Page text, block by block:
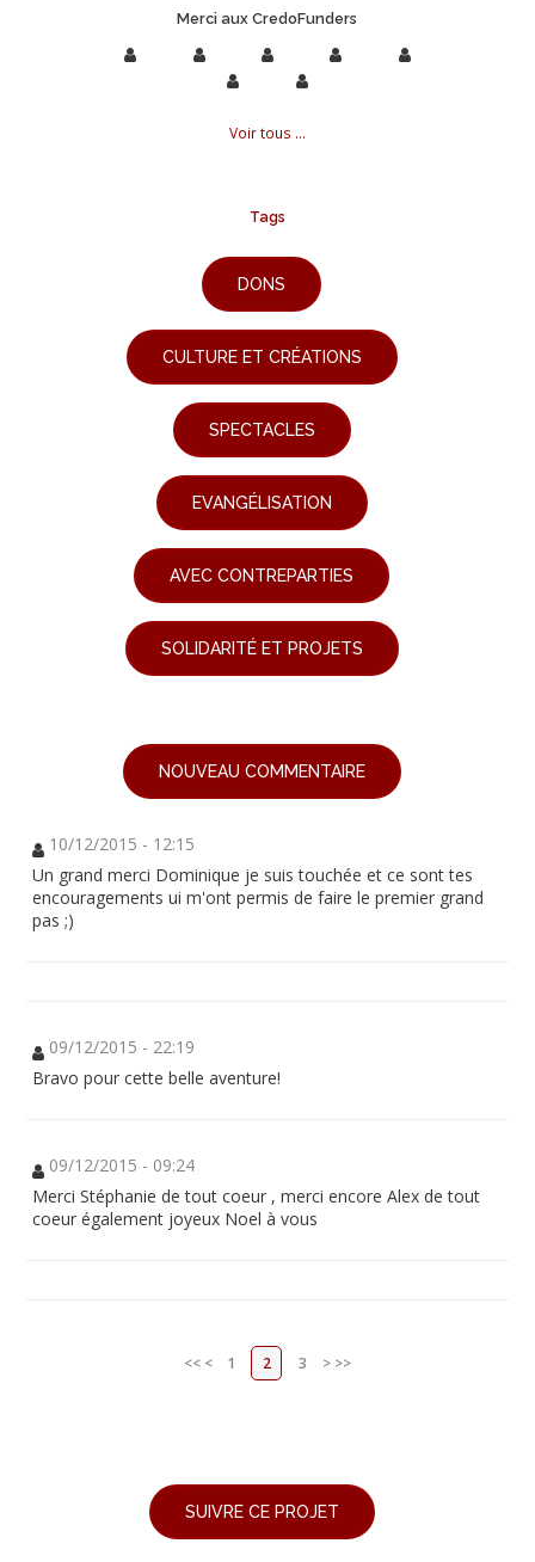
Merci aux CredoFunders
Voir tous ...
Tags
DONS
CULTURE ET CRÉATIONS
SPECTACLES
EVANGÉLISATION
AVEC CONTREPARTIES
SOLIDARITÉ ET PROJETS
NOUVEAU COMMENTAIRE
10/12/2015 - 12:15
Un grand merci Dominique je suis touchée et ce sont tes
encouragements ui m'ont permis de faire le premier grand
pas ;)
09/12/2015 - 22:19
Bravo pour cette belle aventure!
09/12/2015 - 09:24
Merci Stéphanie de tout coeur , merci encore Alex de tout
coeur également joyeux Noel à vous
<< < 1 2 3 > >>